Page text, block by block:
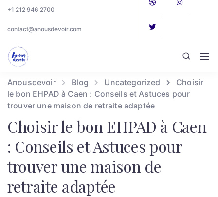
+1 212 946 2700
contact@anousdevoir.com
Anousdevoir Blog Uncategorized
Choisir
le bon EHPAD à Caen : Conseils et Astuces pour
trouver une maison de retraite adaptée
Choisir le bon EHPAD à Caen
: Conseils et Astuces pour
trouver une maison de
retraite adaptée